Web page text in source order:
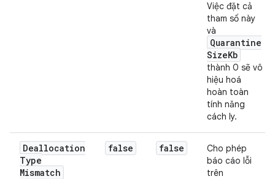
Việc đặt cả
tham số này
và
Quarantine
SizeKb
thành 0 sẽ vô
hiệu hoá
hoàn toàn
tính năng
cách ly.
Deallocation
Type
Mismatch
false false
Cho phép
báo cáo lỗi
trên